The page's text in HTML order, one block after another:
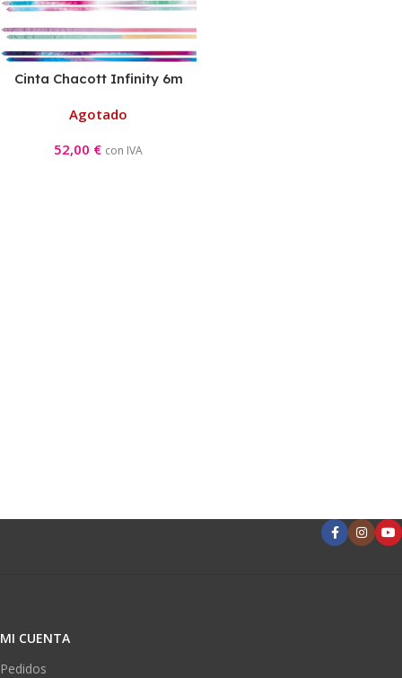
Cinta Chacott Infinity 6m
Agotado
52,00 € con IVA
MI CUENTA
Pedidos